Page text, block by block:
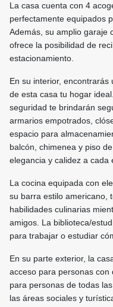
La casa cuenta con 4
perfectamente equipados
Además, su amplio garaje
ofrece la posibilidad de
estacionamiento.
En su interior,
de esta casa tu hogar
seguridad te brindarán
armarios empotrados,
espacio para
balcón, chimenea y piso
elegancia y calidez a cada
La cocina equipada con
su barra estilo americano,
habilidades culinarias
amigos. La biblioteca/
para trabajar o estudiar
En su parte exterior, la
acceso para personas con
para personas de todas
las áreas sociales y